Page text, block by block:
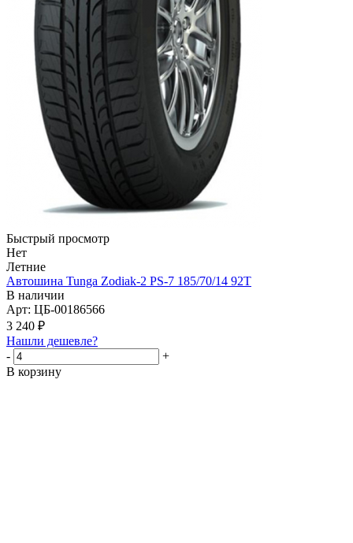
Быстрый просмотр
Нет
Летние
Автошина Tunga Zodiak-2 PS-7 185/70/14 92T
В наличии
Арт: ЦБ-00186566
3 240 ₽
Нашли дешевле?
-
+
В корзину